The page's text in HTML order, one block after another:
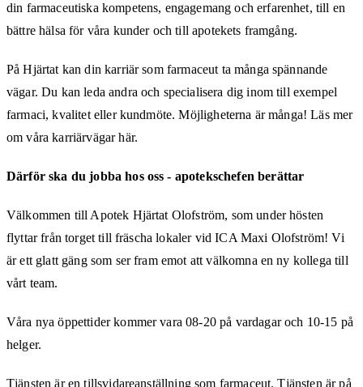
din farmaceutiska kompetens, engagemang och erfarenhet, till en
bättre hälsa för våra kunder och till apotekets framgång.
På Hjärtat kan din karriär som farmaceut ta många spännande
vägar. Du kan leda andra och specialisera dig inom till exempel
farmaci, kvalitet eller kundmöte. Möjligheterna är många! Läs mer
om våra karriärvägar här.
Därför ska du jobba hos oss - apotekschefen berättar
Välkommen till Apotek Hjärtat Olofström, som under hösten
flyttar från torget till fräscha lokaler vid ICA Maxi Olofström! Vi
är ett glatt gäng som ser fram emot att välkomna en ny kollega till
vårt team.
Våra nya öppettider kommer vara 08-20 på vardagar och 10-15 på
helger.
Tjänsten är en tillsvidareanställning som farmaceut. Tjänsten är på